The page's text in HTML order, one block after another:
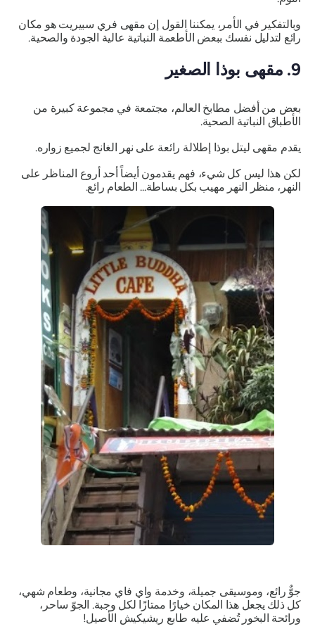
وبالتفكير في الأمر، يمكننا القول إن مقهى فري سبيريت هو مكان
رائع لتدليل نفسك ببعض الأطعمة النباتية عالية الجودة والصحية.
9. مقهى بوذا الصغير
بعض من أفضل مطابخ العالم، مجتمعة في مجموعة كبيرة من
الأطباق النباتية الصحية.
يقدم مقهى ليتل بوذا إطلالة رائعة على نهر الغانج لجميع زواره.
لكن هذا ليس كل شيء، فهم يقدمون أيضاً أحد أروع المناظر على
النهر، منظر النهر مهيب بكل بساطة... الطعام رائع.
جوٌّ رائع، وموسيقى جميلة، وخدمة واي فاي مجانية، وطعام شهي،
كل ذلك يجعل هذا المكان خيارًا ممتازًا لكل وجبة. الجوّ ساحر،
ورائحة البخور تُضفي عليه طابع ريشيكيش الأصيل!